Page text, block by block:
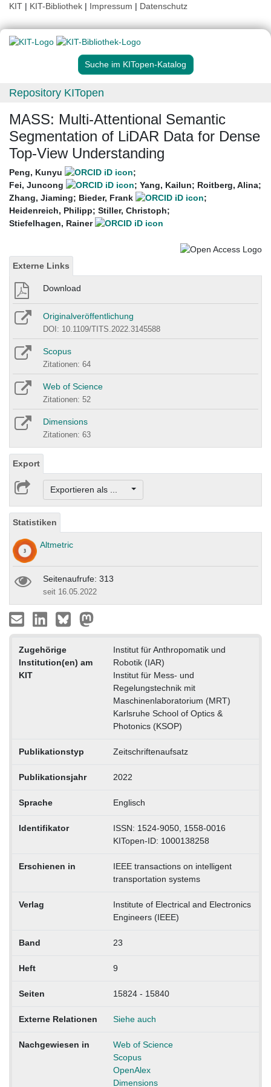
KIT | KIT-Bibliothek | Impressum | Datenschutz
Suche im KITopen-Katalog
Repository KITopen
MASS: Multi-Attentional Semantic
Segmentation of LiDAR Data for Dense
Top-View Understanding
Peng, Kunyu
;
Fei, Juncong
; Yang, Kailun; Roitberg, Alina;
Zhang, Jiaming; Bieder, Frank
;
Heidenreich, Philipp; Stiller, Christoph;
Stiefelhagen, Rainer
Externe Links
Download
Originalveröffentlichung
DOI: 10.1109/TITS.2022.3145588
Scopus
Zitationen: 64
Web of Science
Zitationen: 52
Dimensions
Zitationen: 63
Export
Exportieren als ...
Statistiken
Altmetric
Seitenaufrufe: 313
seit 16.05.2022
Zugehörige
Institution(en) am
KIT
Institut für Anthropomatik und
Robotik (IAR)
Institut für Mess- und
Regelungstechnik mit
Maschinenlaboratorium (MRT)
Karlsruhe School of Optics &
Photonics (KSOP)
Publikationstyp Zeitschriftenaufsatz
Publikationsjahr 2022
Sprache Englisch
Identifikator
ISSN: 1524-9050, 1558-0016
KITopen-ID: 1000138258
Erschienen in
IEEE transactions on intelligent
transportation systems
Verlag
Institute of Electrical and Electronics
Engineers (IEEE)
Band 23
Heft 9
Seiten 15824 - 15840
Externe Relationen Siehe auch
Nachgewiesen in
Web of Science
Scopus
OpenAlex
Dimensions